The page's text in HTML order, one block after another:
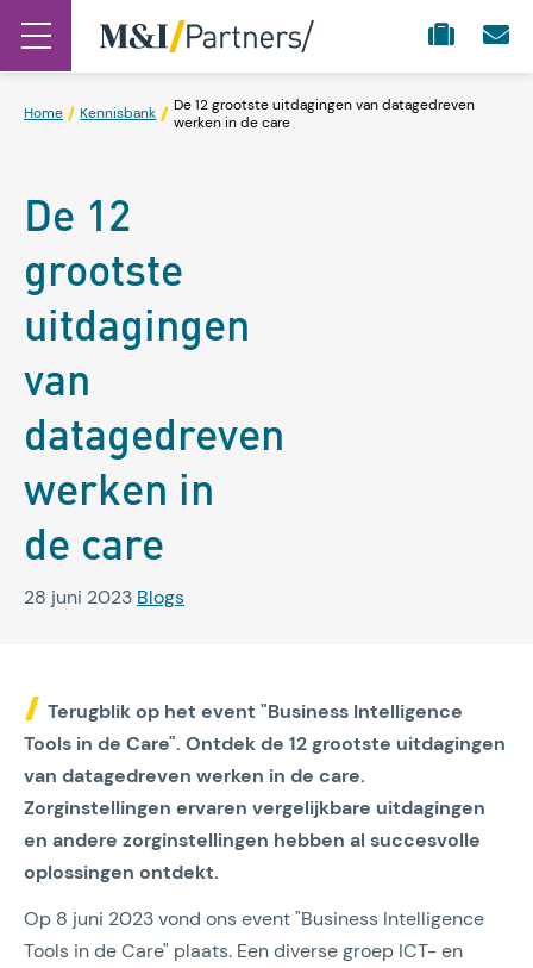
Home Kennisbank
De 12 grootste uitdagingen van datagedreven
werken in de care
De 12
grootste
uitdagingen
van
datagedreven
werken in
de care
28 juni 2023 Blogs
Terugblik op het event "Business Intelligence
Tools in de Care". Ontdek de 12 grootste uitdagingen
van datagedreven werken in de care.
Zorginstellingen ervaren vergelijkbare uitdagingen
en andere zorginstellingen hebben al succesvolle
oplossingen ontdekt.
Op 8 juni 2023 vond ons event "Business Intelligence
Tools in de Care" plaats. Een diverse groep ICT- en